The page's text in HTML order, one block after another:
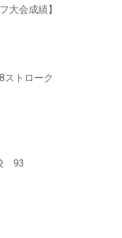
大会成績】
トローク
93